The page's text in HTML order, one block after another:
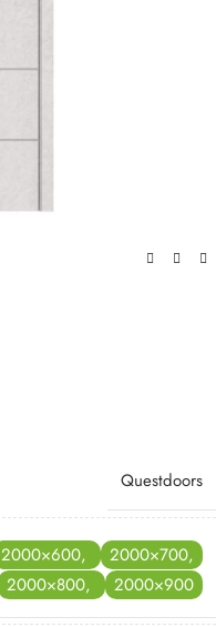
Questdoors
2000×600, 2000×700,
2000×800, 2000×900